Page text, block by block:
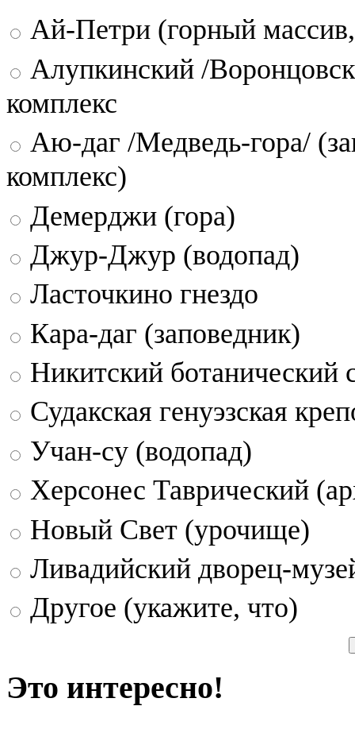
Ай-Петри (горный
Алупкинский /
комплекс
Аю-даг /Медведь-гора/
комплекс)
Демерджи (гора)
Джур-Джур (водопад)
Ласточкино гнездо
Кара-даг (заповедник)
Никитский ботанический
Судакская генуэзская
Учан-су (водопад)
Херсонес Таврический
Новый Свет (урочище)
Ливадийский дворец-
Другое (укажите, что)
Это интересно!